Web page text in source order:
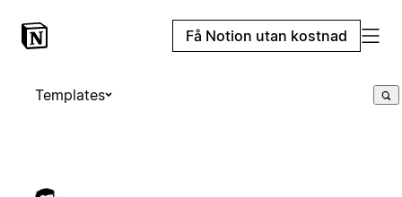
Få Notion utan kostnad
Templates